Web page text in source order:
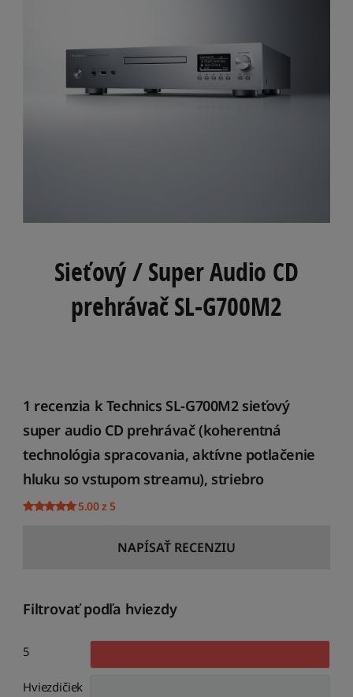
Sieťový / Super Audio CD
prehrávač SL-G700M2
1 recenzia k Technics SL-G700M2 sieťový
super audio CD prehrávač (koherentná
technológia spracovania, aktívne potlačenie
hluku so vstupom streamu), striebro
5.00 z 5
NAPÍSAŤ RECENZIU
Filtrovať podľa hviezdy
5
Hviezdičiek